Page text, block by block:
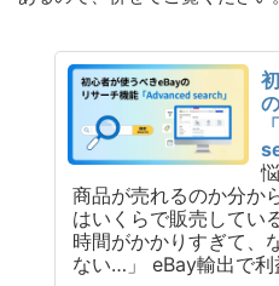
商品が売れるのか分か
はいくらで販売してい
時間がかかりすぎて、
ない…」 eBay輸出で利